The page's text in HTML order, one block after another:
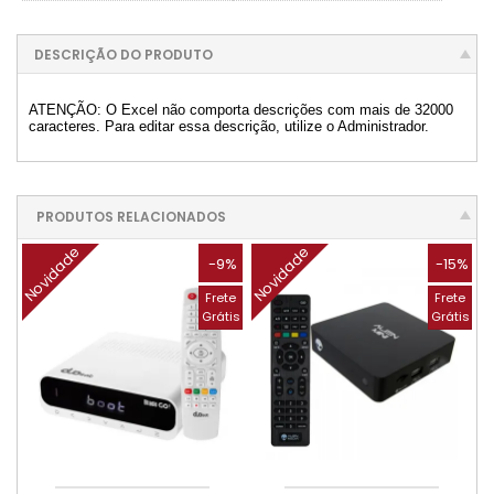
DESCRIÇÃO DO PRODUTO
ATENÇÃO: O Excel não comporta descrições com mais de 32000
caracteres. Para editar essa descrição, utilize o Administrador.
PRODUTOS RELACIONADOS
-9%
Novidade
Frete
Grátis
-15%
Novidade
Frete
Grátis